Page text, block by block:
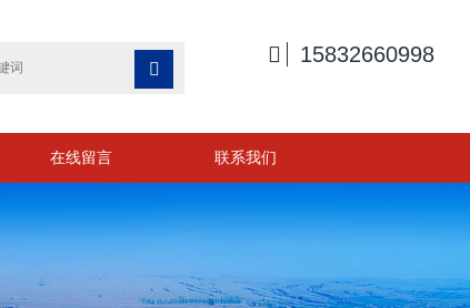

 15832660998
在线留言 联系我们